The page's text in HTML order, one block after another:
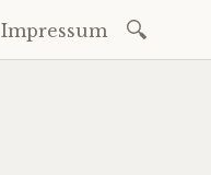
Impressum